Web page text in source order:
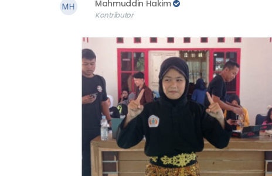
Mahmuddin Hakim